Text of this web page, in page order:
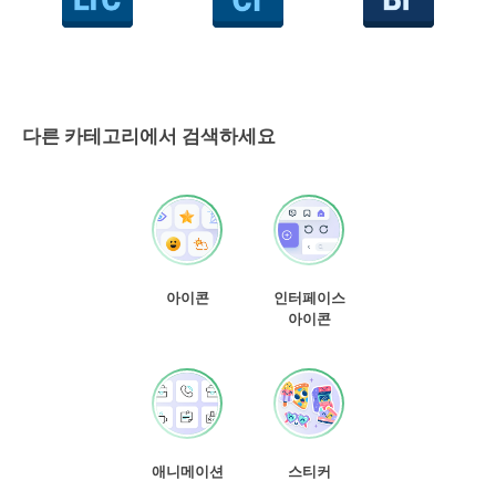
다른 카테고리에서 검색하세요
아이콘
인터페이스
아이콘
애니메이션
스티커